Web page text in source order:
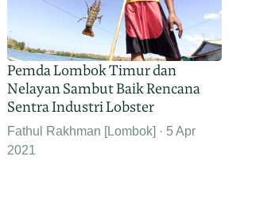
Pemda Lombok Timur dan
Nelayan Sambut Baik Rencana
Sentra Industri Lobster
Fathul Rakhman [Lombok]
5 Apr
2021